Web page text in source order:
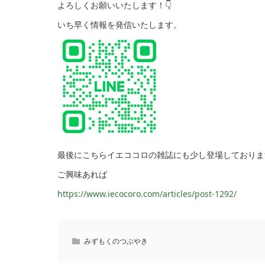
よろしくお願いいたします！👇
いち早く情報を発信いたします。
最後にこちらイエココロの雑誌にも少し登場しており
ご興味あれば
https://www.iecocoro.com/articles/post-1292/
みずもくのつぶやき